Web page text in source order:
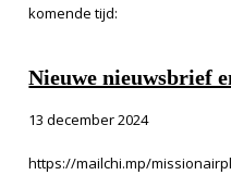
komende tijd:
Nieuwe nieuwsbrief
13 december 2024
https://mailchi.mp/